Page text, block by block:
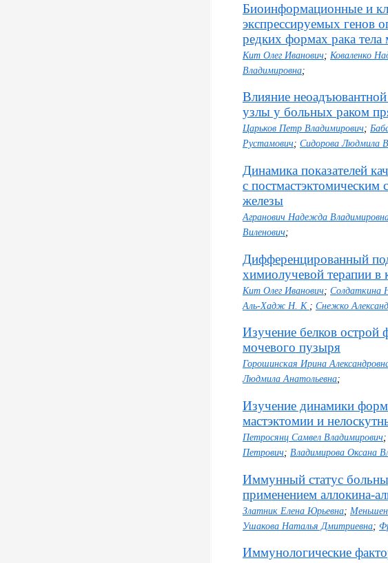
Биоинформационные и
экспрессируемых генов
редких формах рака тела
Кит Олег Иванович ; Коваленко
Владимировна;
Влияние
узлы у больных раком
Царьков Петр Владимирович;
Рустамович; Сидорова Людмила
Динамика показателей
с
железы
Агранович Надежда
Виленович ;
Дифференцированный
химиолучевой терапии
Кит Олег Иванович ; Солдаткина
Аль-Хадж Н. К ; Снежко
Изучение белков
мочевого пузыря
Горошинская Ирина
Людмила Анатольевна;
Изучение динамики
мастэктомии и
Петросянц Самвел Владимирович ;
Петрович ; Владимирова Оксана
Иммунный статус
применением аллокина-
Златник Елена Юрьевна;
Ушакова Наталья Дмитриевна;
Иммунологические